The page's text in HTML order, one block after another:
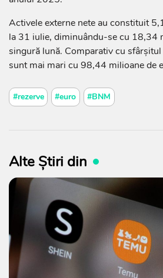
Activele externe nete au constituit
la 31 iulie, diminuându-se cu 18,34
singură lună. Comparativ cu
sunt mai mari cu 98,44 milioane de
#rezerve #euro #BNM
Alte Știri din